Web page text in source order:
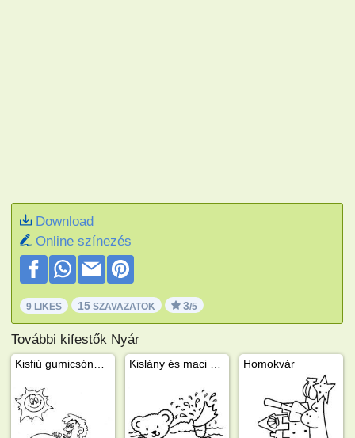
Download
Online színezés
9 LIKES 15 SZAVAZATOK 3/5
További kifestők Nyár
Homokvár